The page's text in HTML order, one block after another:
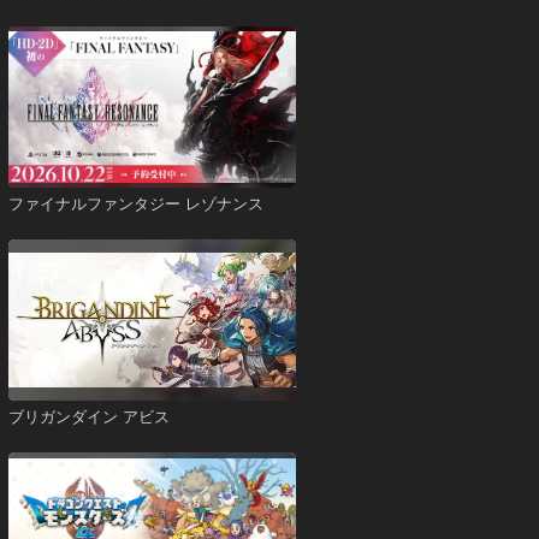
ファイナルファンタジー レゾナンス
ブリガンダイン アビス